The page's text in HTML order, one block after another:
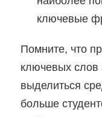
ключевые
Помните, что
ключевых слов
выделиться
больше